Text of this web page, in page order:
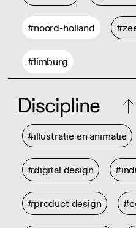
#noord-holland
#limburg
Discipline
#illustratie en animatie
#digital design
#product design